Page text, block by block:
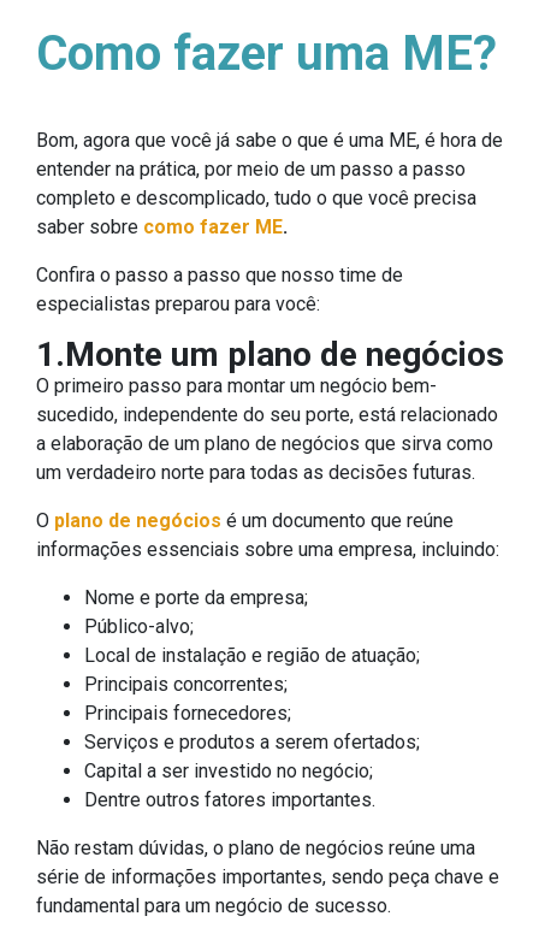
Como fazer uma ME?
Bom, agora que você já sabe o que é uma ME, é hora de
entender na prática, por meio de um passo a passo
completo e descomplicado, tudo o que você precisa
saber sobre como fazer ME.
Confira o passo a passo que nosso time de
especialistas preparou para você:
1.Monte um plano de negócios
O primeiro passo para montar um negócio bem-
sucedido, independente do seu porte, está relacionado
a elaboração de um plano de negócios que sirva como
um verdadeiro norte para todas as decisões futuras.
O plano de negócios é um documento que reúne
informações essenciais sobre uma empresa, incluindo:
Nome e porte da empresa;
Público-alvo;
Local de instalação e região de atuação;
Principais concorrentes;
Principais fornecedores;
Serviços e produtos a serem ofertados;
Capital a ser investido no negócio;
Dentre outros fatores importantes.
Não restam dúvidas, o plano de negócios reúne uma
série de informações importantes, sendo peça chave e
fundamental para um negócio de sucesso.